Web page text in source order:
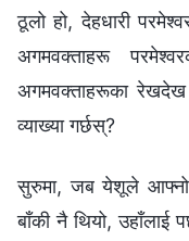
ठूलो हो, देहधारी
अगमवक्ताहरू
अगमवक्ताहरूका
व्याख्या गर्छस्?
सुरुमा, जब येशूले आफ्‍नो
बाँकी नै थियो,